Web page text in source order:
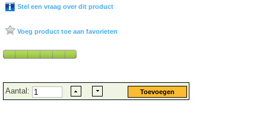
Stel een vraag over dit product
Voeg product toe aan favorieten
Aantal: